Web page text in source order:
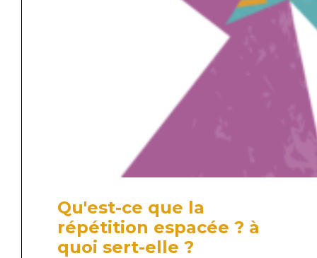
Qu'est-ce que la
répétition espacée ? à
quoi sert-elle ?